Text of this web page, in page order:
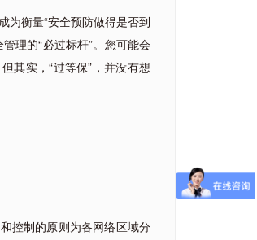
为衡量“安全预防做得是否到
理的“必过标杆”。您可能会
其实，“过等保”，并没有想
控制的原则为各网络区域分